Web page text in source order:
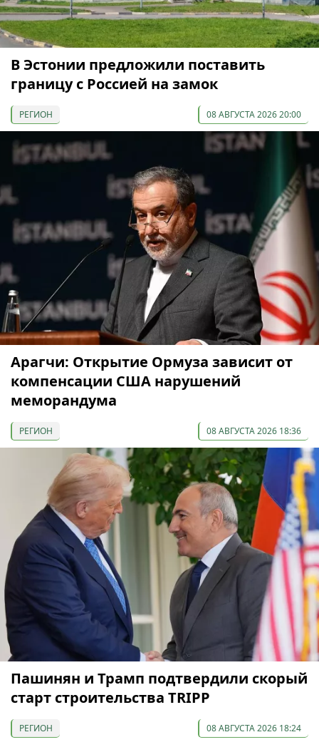
В Эстонии предложили поставить
границу с Россией на замок
РЕГИОН 08 АВГУСТА 2026 20:00
Арагчи: Открытие Ормуза зависит от
компенсации США нарушений
меморандума
РЕГИОН 08 АВГУСТА 2026 18:36
Пашинян и Трамп подтвердили скорый
старт строительства TRIPP
РЕГИОН 08 АВГУСТА 2026 18:24